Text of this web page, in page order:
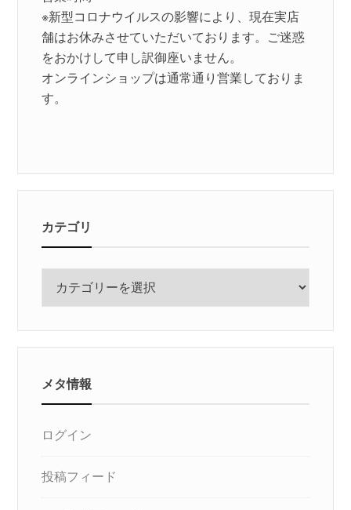
※新型コロナウイルスの影響により、現在実店
舗はお休みさせていただいております。ご迷惑
をおかけして申し訳御座いません。
オンラインショップは通常通り営業しておりま
す。
カテゴリ
メタ情報
ログイン
投稿フィード